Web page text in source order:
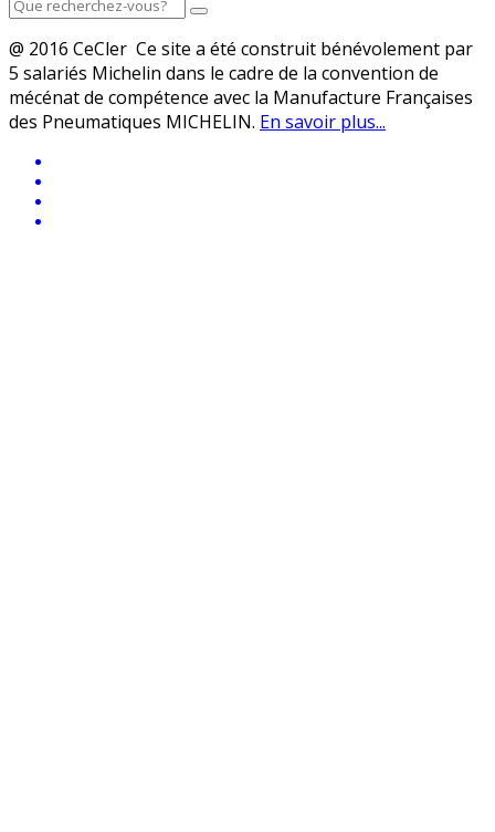
@ 2016 CeCler Ce site a été construit bénévolement par
5 salariés Michelin dans le cadre de la convention de
mécénat de compétence avec la Manufacture Françaises
des Pneumatiques MICHELIN. En savoir plus...